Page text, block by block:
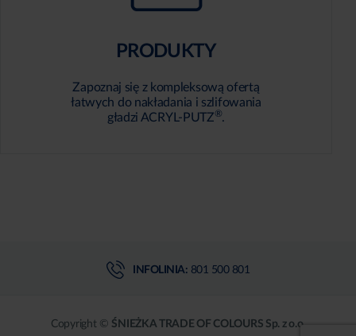
PRODUKTY
Zapoznaj się z kompleksową ofertą
łatwych do nakładania i szlifowania
gładzi ACRYL-PUTZ®.
INFOLINIA: 801 500 801
Copyright © ŚNIEŻKA TRADE OF COLOURS Sp. z o.o.